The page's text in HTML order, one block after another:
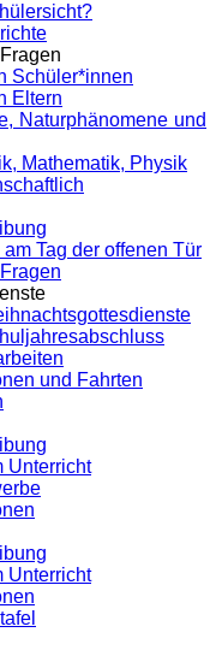
Schüler*innen
Eltern
Naturphänomene und
Mathematik, Physik
Tag der offenen Tür
und Fahrten
Unterricht
Unterricht